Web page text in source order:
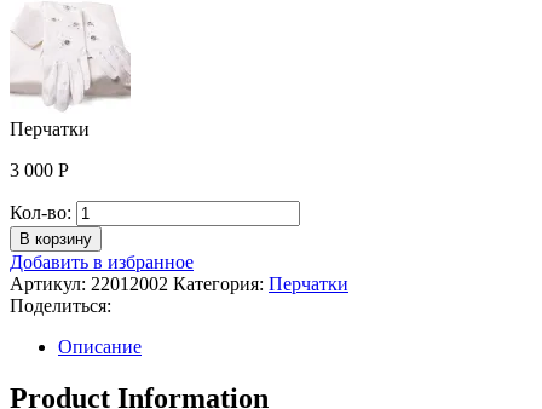
Перчатки
3 000 Р
Кол-во: Количество
Перчатки
В корзину
Добавить в избранное
Артикул: 22012002 Категория: Перчатки
Поделиться:
Описание
Product Information